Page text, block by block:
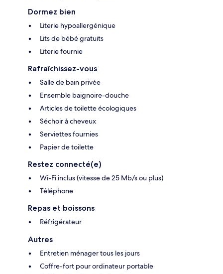
Dormez bien
Literie hypoallergénique
Lits de bébé gratuits
Literie fournie
Rafraîchissez-vous
Salle de bain privée
Ensemble baignoire-douche
Articles de toilette écologiques
Séchoir à cheveux
Serviettes fournies
Papier de toilette
Restez connecté(e)
Wi-Fi inclus (vitesse de 25 Mb/s ou plus)
Téléphone
Repas et boissons
Réfrigérateur
Autres
Entretien ménager tous les jours
Coffre-fort pour ordinateur portable